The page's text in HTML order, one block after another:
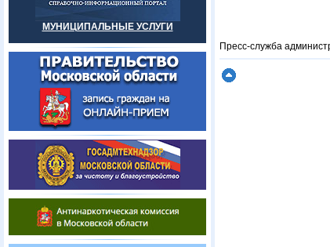
МУНИЦИПАЛЬНЫЕ УСЛУГИ
Пресс-служба